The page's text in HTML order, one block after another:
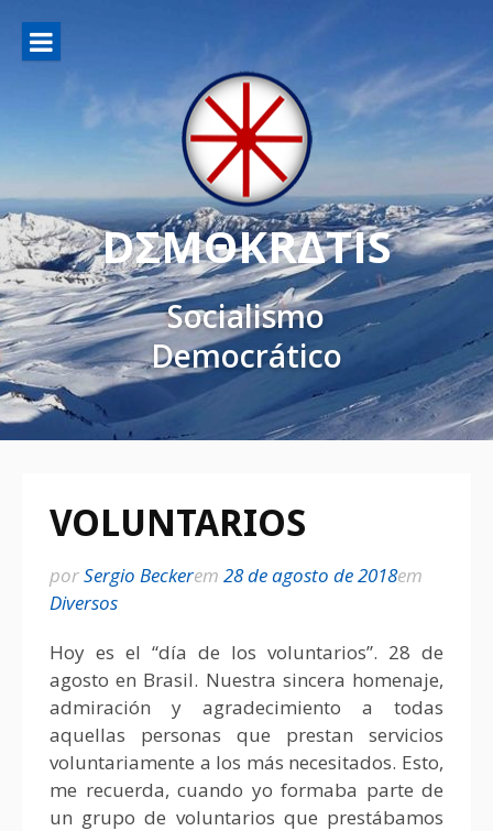
DΣMΘKRΔTIS
Socialismo
Democrático
VOLUNTARIOS
porSergio Beckerem 28 de agosto de 2018em
Diversos
Hoy es el “día de los voluntarios”. 28 de
agosto en Brasil. Nuestra sincera homenaje,
admiración y agradecimiento a todas
aquellas personas que prestan servicios
voluntariamente a los más necesitados. Esto,
me recuerda, cuando yo formaba parte de
un grupo de voluntarios que prestábamos